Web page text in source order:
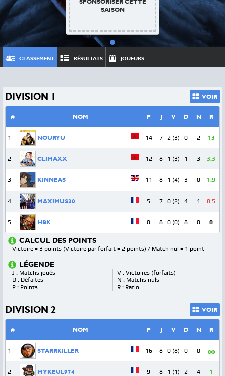
SPONSORISER CETTE
SAISON
CLASSEMENT RÉSULTATS JOUEURS
DIVISION 1 VOIR
# NOM P J V D N R
1 NOURYU 14 7 2 (3) 0 2 13
2 CLIMAXX 12 8 1 (3) 1 3 3.3
3 KINNEAS 11 8 1 (4) 3 0 1.9
4 MAXIMUS30 5 7 0 (2) 4 1 0.5
5 HBK 0 8 0 (0) 8 0 0
CALCUL DES POINTS
Victoire = 3 points (Victoire par forfait = 2 points) / Match nul = 1 point
LÉGENDE
J : Matchs joués
V : Victoires (forfaits)
D : Défaites
N : Matchs nuls
P : Points
R : Ratio
DIVISION 2 VOIR
# NOM P J V D N R
1 STARRKILLER 16 8 0 (8) 0 0 ∞
2 MYKEUL974 9 8 1 (1) 2 4 1